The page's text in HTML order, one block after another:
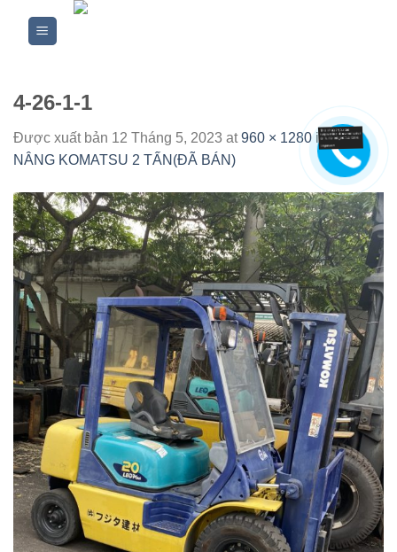
4-26-1-1
Được xuất bản 12 Tháng 5, 2023 at960 × 1280inXE
NÂNG KOMATSU 2 TẤN(ĐÃ BÁN)